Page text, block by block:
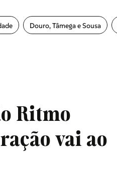
Douro, Tâmega e Sousa
Ritmo
vai ao